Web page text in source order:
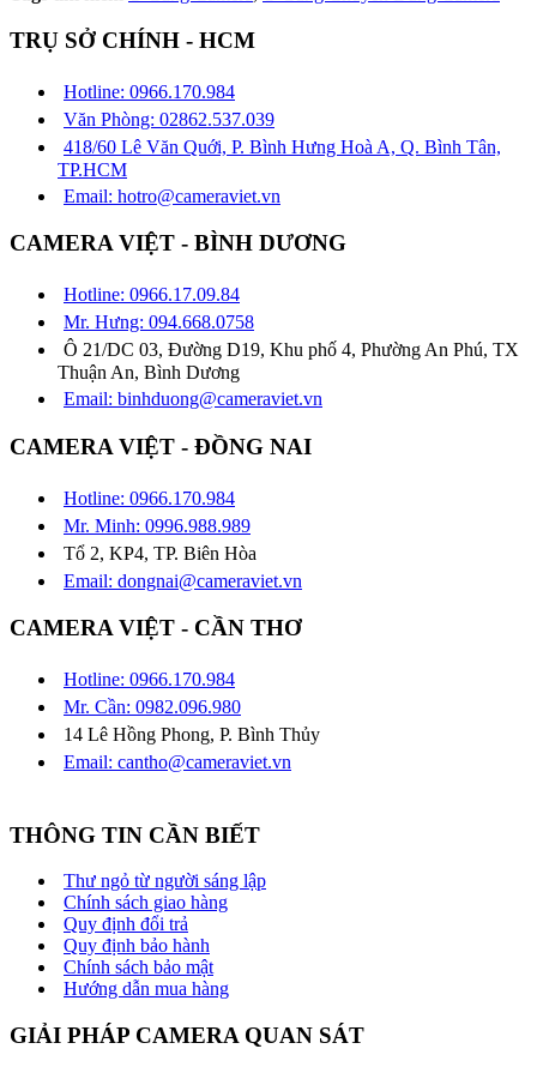
TRỤ SỞ CHÍNH - HCM
Hotline: 0966.170.984
Văn Phòng: 02862.537.039
418/60 Lê Văn Quới, P. Bình Hưng Hoà A, Q. Bình Tân,
TP.HCM
Email: hotro@cameraviet.vn
CAMERA VIỆT - BÌNH DƯƠNG
Hotline: 0966.17.09.84
Mr. Hưng: 094.668.0758
Ô 21/DC 03, Đường D19, Khu phố 4, Phường An Phú, TX
Thuận An, Bình Dương
Email: binhduong@cameraviet.vn
CAMERA VIỆT - ĐỒNG NAI
Hotline: 0966.170.984
Mr. Minh: 0996.988.989
Tổ 2, KP4, TP. Biên Hòa
Email: dongnai@cameraviet.vn
CAMERA VIỆT - CẦN THƠ
Hotline: 0966.170.984
Mr. Cần: 0982.096.980
14 Lê Hồng Phong, P. Bình Thủy
Email: cantho@cameraviet.vn
THÔNG TIN CẦN BIẾT
Thư ngỏ từ người sáng lập
Chính sách giao hàng
Quy định đổi trả
Quy định bảo hành
Chính sách bảo mật
Hướng dẫn mua hàng
GIẢI PHÁP CAMERA QUAN SÁT